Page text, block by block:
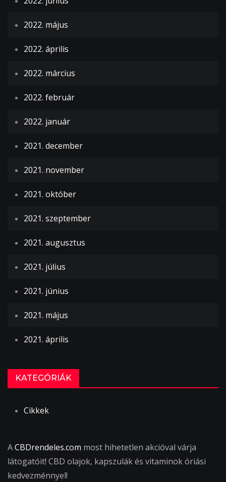
2022. május
2022. április
2022. március
2022. február
2022. január
2021. december
2021. november
2021. október
2021. szeptember
2021. augusztus
2021. július
2021. június
2021. május
2021. április
KATEGÓRIÁK
Cikkek
ACBDrendeles.com most hihetetlen akcióval várja
látogatóit! CBD olajok, kapszulák és vitaminok óriási
kedvezménnyel!